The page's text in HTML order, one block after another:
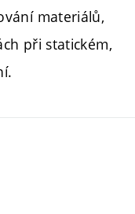
materiálů,
při statickém,